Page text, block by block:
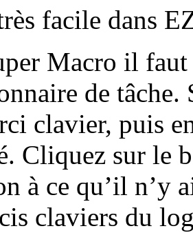
facile dans
Macro il
de
clavier, puis
Cliquez sur le
à ce qu’il n’y
claviers du